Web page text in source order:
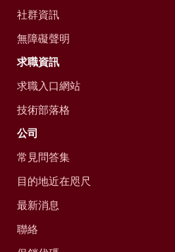
社群資訊
無障礙聲明
求職資訊
求職入口網站
技術部落格
公司
常見問答集
目的地近在咫尺
最新消息
聯絡